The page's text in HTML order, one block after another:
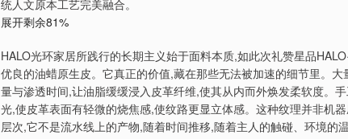
统人文原本工艺完美融合。
展开剩余81%
HALO光环家居所践行的长期主义始于面料本质,如此次礼赞星品
优良的油蜡原生皮。它真正的价值,藏在那些无法被加速的细节里。
量与渗透时间,让油脂缓缓浸入皮革纤维,使其从内而外焕发柔软度。
光,使皮革表面有轻微的烧焦感,使纹路更显立体感。这种纹理并非机
层次,它不是流水线上的产物,随着时间推移,随着主人的触碰、环境的